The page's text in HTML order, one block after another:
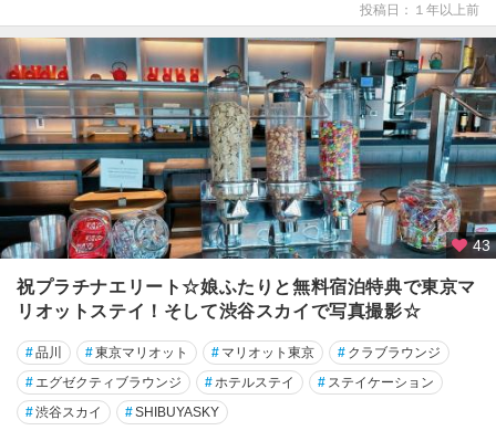
投稿日：１年以上前
43
祝プラチナエリート☆娘ふたりと無料宿泊特典で東京マ
リオットステイ！そして渋谷スカイで写真撮影☆
#品川 #東京マリオット # マリオット東京 # クラブラウンジ
# エグゼクティブラウンジ #ホテルステイ # ステイケーション
#渋谷スカイ #SHIBUYASKY